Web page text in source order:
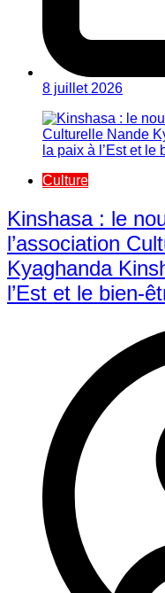
8 juillet 2026
Culture
Kinshasa : le
l’association
Kyaghanda
l’Est et le bien-